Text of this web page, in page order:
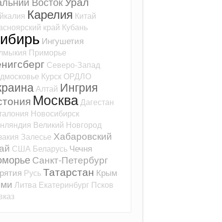
Карелия Китай
край Кубань
Ингушетия
Приморье
Северо-Запад
Курск ОРДЛО
Алтай Ингрия
МоскваДагестан
Новосибирск
Великий Новгород
Залесье Хабаровский
США Беларусь Чечня
Санкт-Петербург
РусьТатарстан Крым
Литва Екатеринбург Псков